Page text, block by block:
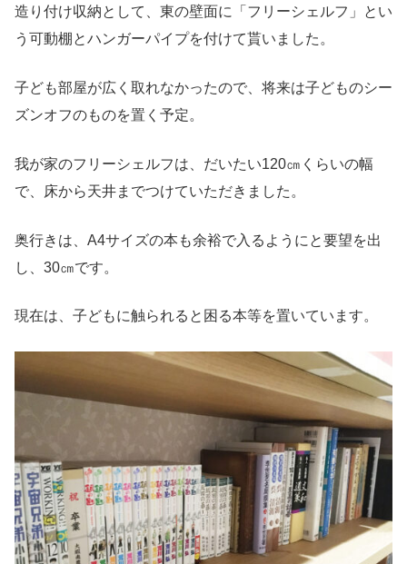
造り付け収納として、東の壁面に「フリーシェルフ」とい
う可動棚とハンガーパイプを付けて貰いました。
子ども部屋が広く取れなかったので、将来は子どものシー
ズンオフのものを置く予定。
我が家のフリーシェルフは、だいたい120㎝くらいの幅
で、床から天井までつけていただきました。
奥行きは、 A4サイズの本も余裕で入るようにと要望を出
し、30㎝です。
現在は、子どもに触られると困る本等を置いています。